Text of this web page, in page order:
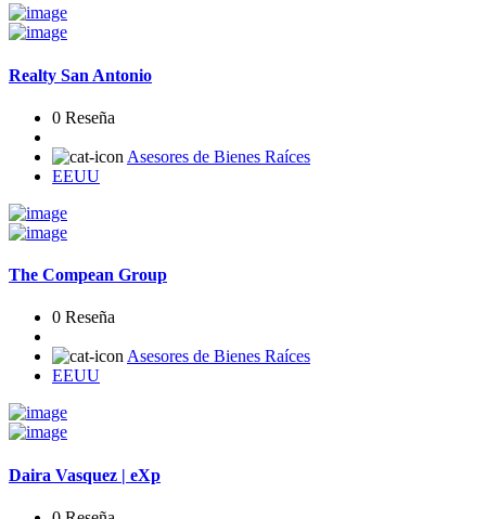
Realty San Antonio
0 Reseña
Asesores de Bienes Raíces
EEUU
The Compean Group
0 Reseña
Asesores de Bienes Raíces
EEUU
Daira Vasquez | eXp